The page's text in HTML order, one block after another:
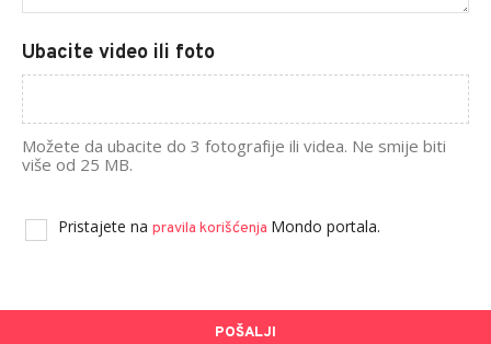
Ubacite video ili foto
Možete da ubacite do 3 fotografije ili videa. Ne smije biti
više od 25 MB.
Pristajete na pravila korišćenja Mondo portala.
POŠALJI